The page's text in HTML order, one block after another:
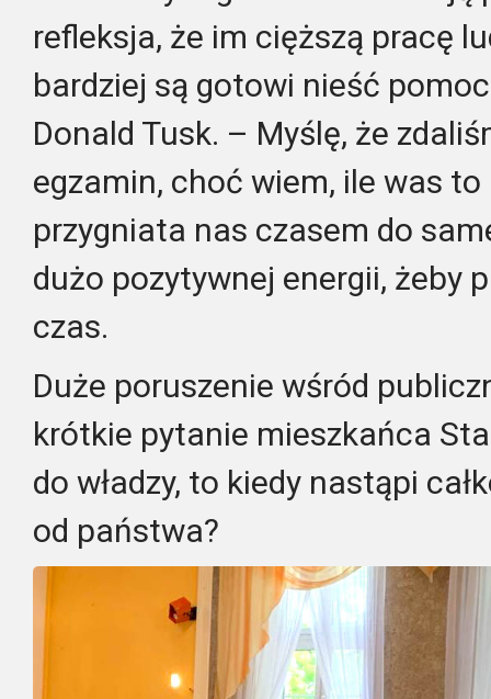
refleksja, że im cięższą pracę
bardziej są gotowi nieść
Donald Tusk. – Myślę, że
egzamin, choć wiem, ile was to
przygniata nas czasem do
dużo pozytywnej energii, żeby
czas.
Duże poruszenie wśród
krótkie pytanie mieszkańca
do władzy, to kiedy nastąpi
od państwa?